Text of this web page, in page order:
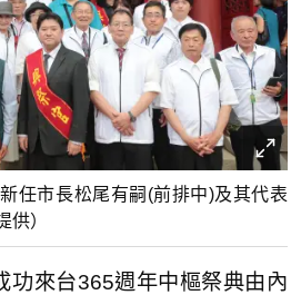
任市長松尾有嗣(前排中)及其代表
供）
功來台365週年中樞祭典由內